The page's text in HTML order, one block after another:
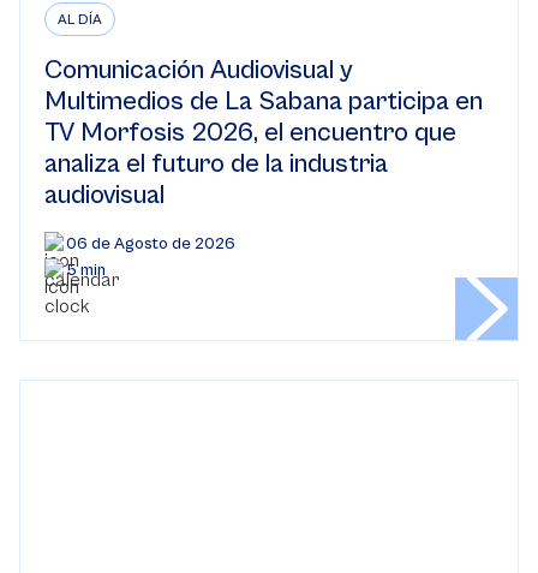
AL DÍA
Comunicación Audiovisual y
Multimedios de La Sabana participa en
TV Morfosis 2026, el encuentro que
analiza el futuro de la industria
audiovisual
06 de Agosto de 2026
5 min